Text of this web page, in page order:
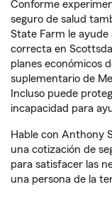
Conforme
seguro de salud
State Farm le ayude
correcta en
planes económicos
suplementario de
Incluso puede
incapacidad para
Hable con Anthony
una cotización de
para satisfacer las
una persona de la